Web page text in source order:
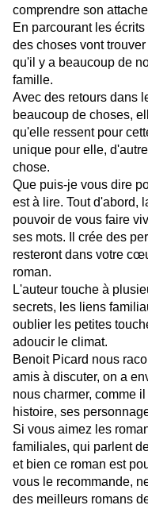
comprendre son
En parcourant les
des choses vont
qu'il y a beaucoup de
famille.
Avec des retours dans
beaucoup de choses,
qu'elle ressent pour
unique pour elle,
chose.
Que puis-je vous dire
est à lire. Tout d'abord,
pouvoir de vous faire
ses mots. Il crée des
resteront dans votre
roman.
L'auteur touche à
secrets, les liens
oublier les petites
adoucir le climat.
Benoit Picard nous
amis à discuter, on a
nous charmer, comme
histoire, ses
Si vous aimez les
familiales, qui parlent
et bien ce roman est
vous le recommande,
des meilleurs romans